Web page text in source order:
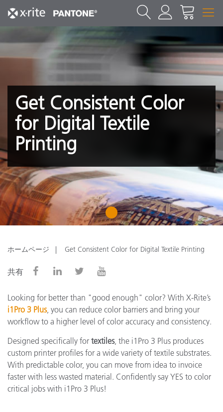
Get Consistent Color
for Digital Textile
Printing
1
ホームページ Get Consistent Color for Digital Textile Printing
共有
Looking for better than "good enough" color? With X-Rite’s
i1Pro 3 Plus, you can reduce color barriers and bring your
workflow to a higher level of color accuracy and consistency.
Designed specifically for textiles, the i1Pro 3 Plus produces
custom printer profiles for a wide variety of textile substrates.
With predictable color, you can move from idea to invoice
faster with less wasted material. Confidently say YES to color
critical jobs with i1Pro 3 Plus!